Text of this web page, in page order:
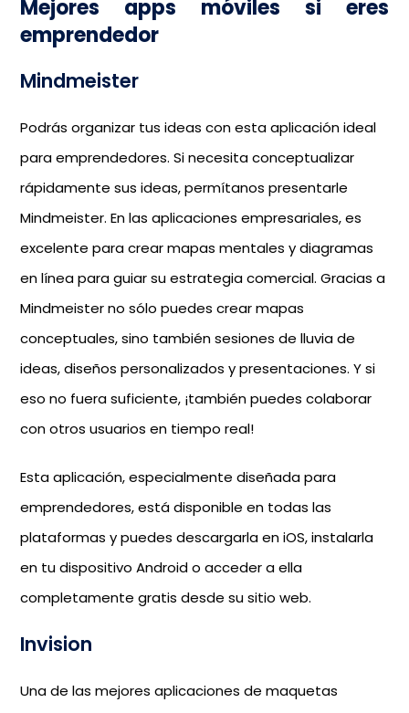
Mejores apps móviles si eres
emprendedor
Mindmeister
Podrás organizar tus ideas con esta aplicación ideal
para emprendedores. Si necesita conceptualizar
rápidamente sus ideas, permítanos presentarle
Mindmeister. En las aplicaciones empresariales, es
excelente para crear mapas mentales y diagramas
en línea para guiar su estrategia comercial. Gracias a
Mindmeister no sólo puedes crear mapas
conceptuales, sino también sesiones de lluvia de
ideas, diseños personalizados y presentaciones. Y si
eso no fuera suficiente, ¡también puedes colaborar
con otros usuarios en tiempo real!
Esta aplicación, especialmente diseñada para
emprendedores, está disponible en todas las
plataformas y puedes descargarla en iOS, instalarla
en tu dispositivo Android o acceder a ella
completamente gratis desde su sitio web.
Invision
Una de las mejores aplicaciones de maquetas